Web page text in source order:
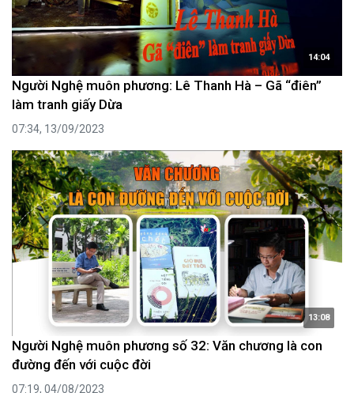
14:04
Người Nghệ muôn phương: Lê Thanh Hà – Gã “điên”
làm tranh giấy Dừa
07:34, 13/09/2023
13:08
Người Nghệ muôn phương số 32: Văn chương là con
đường đến với cuộc đời
07:19, 04/08/2023